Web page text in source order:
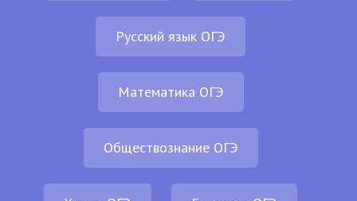
Русский язык ОГЭ
Математика ОГЭ
Обществознание ОГЭ